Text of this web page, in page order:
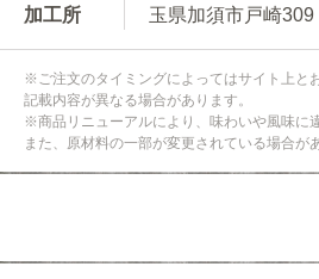
加工所
玉県加須市戸崎309
※ご注文のタイミングによってはサイト上と
記載内容が異なる場合があります。
※商品リニューアルにより、味わいや風味に
また、原材料の一部が変更されている場合が